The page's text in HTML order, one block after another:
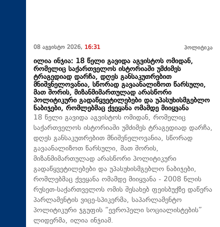
08 აგვისტო 2026, 16:31 პოლიტიკა
ილია ინჯია: 18 წელი გავიდა აგვისტოს ომიდან,
რომელიც საქართველოს ისტორიაში უმძიმეს
ტრაგედიად დარჩა, დღეს განსაკუთრებით
მნიშვნელოვანია, სწორად გავაანალიზოთ წარსული,
მათ შორის, მიზანმიმართულად არასწორი
პოლიტიკური გადაწყვეტილებები და უპასუხისმგებლო
ნაბიჯები, რომლებმაც ქვეყანა ომამდე მიიყვანა
18 წელი გავიდა აგვისტოს ომიდან, რომელიც
საქართველოს ისტორიაში უმძიმეს ტრაგედიად დარჩა,
დღეს განსაკუთრებით მნიშვნელოვანია, სწორად
გავაანალიზოთ წარსული, მათ შორის,
მიზანმიმართულად არასწორი პოლიტიკური
გადაწყვეტილებები და უპასუხისმგებლო ნაბიჯები,
რომლებმაც ქვეყანა ომამდე მიიყვანა - 2008 წლის
რუსეთ-საქართველოს ომის შესახებ ფეისბუქზე დაწერა
პარლამენტის ვიცე-სპიკერმა, საპარლამენტო
პოლიტიკური ჯგუფის “ევროპელი სოციალისტების”
ლიდერმა, ილია ინჯიამ.